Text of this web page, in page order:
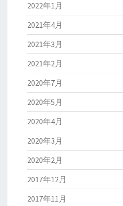
2022年1月
2021年4月
2021年3月
2021年2月
2020年7月
2020年5月
2020年4月
2020年3月
2020年2月
2017年12月
2017年11月